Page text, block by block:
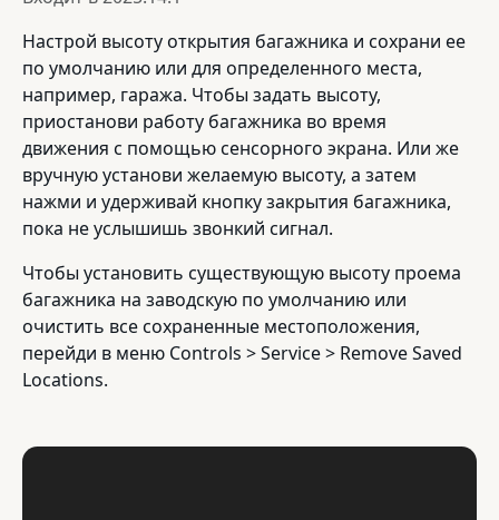
Настрой высоту открытия багажника и сохрани ее
по умолчанию или для определенного места,
например, гаража. Чтобы задать высоту,
приостанови работу багажника во время
движения с помощью сенсорного экрана. Или же
вручную установи желаемую высоту, а затем
нажми и удерживай кнопку закрытия багажника,
пока не услышишь звонкий сигнал.
Чтобы установить существующую высоту проема
багажника на заводскую по умолчанию или
очистить все сохраненные местоположения,
перейди в меню Controls > Service > Remove Saved
Locations.